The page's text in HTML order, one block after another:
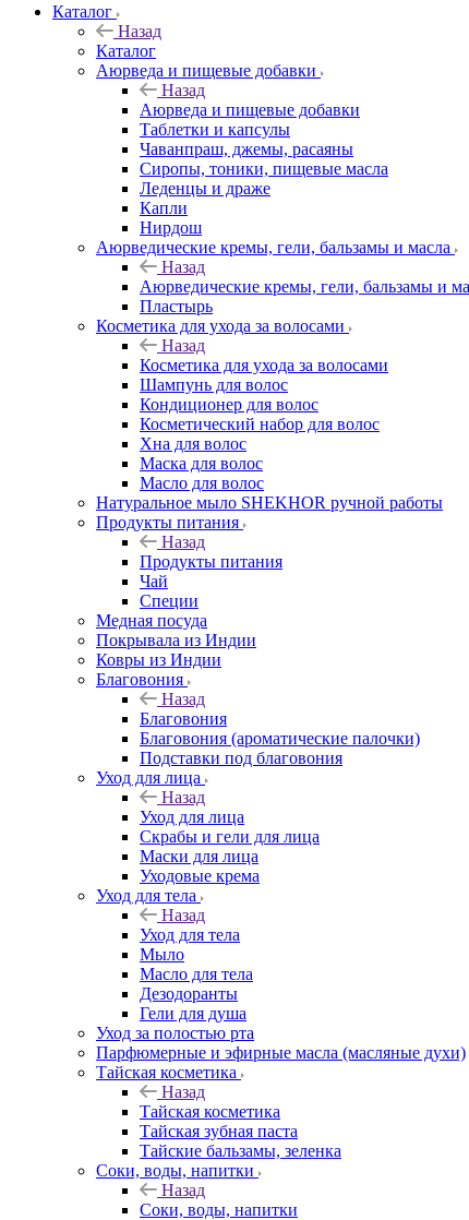
Каталог
Назад
Каталог
Аюрведа и пищевые добавки
Назад
Аюрведа и пищевые добавки
Таблетки и капсулы
Чаванпраш, джемы, расаяны
Сиропы, тоники, пищевые масла
Леденцы и драже
Капли
Нирдош
Аюрведические кремы, гели, бальзамы и масла
Назад
Аюрведические кремы, гели, бальзамы и
Пластырь
Косметика для ухода за волосами
Назад
Косметика для ухода за волосами
Шампунь для волос
Кондиционер для волос
Косметический набор для волос
Хна для волос
Маска для волос
Масло для волос
Натуральное мыло SHEKHOR ручной работы
Продукты питания
Назад
Продукты питания
Чай
Специи
Медная посуда
Покрывала из Индии
Ковры из Индии
Благовония
Назад
Благовония
Благовония (ароматические палочки)
Подставки под благовония
Уход для лица
Назад
Уход для лица
Скрабы и гели для лица
Маски для лица
Уходовые крема
Уход для тела
Назад
Уход для тела
Мыло
Масло для тела
Дезодоранты
Гели для душа
Уход за полостью рта
Парфюмерные и эфирные масла (масляные духи)
Тайская косметика
Назад
Тайская косметика
Тайская зубная паста
Тайские бальзамы, зеленка
Соки, воды, напитки
Назад
Соки, воды, напитки